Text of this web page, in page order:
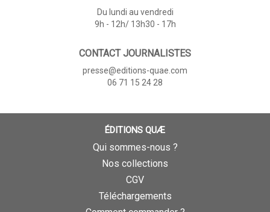
Du lundi au vendredi
9h - 12h/ 13h30 - 17h
CONTACT JOURNALISTES
presse@editions-quae.com
06 71 15 24 28
ÉDITIONS QUÆ
Qui sommes-nous ?
Nos collections
CGV
Téléchargements